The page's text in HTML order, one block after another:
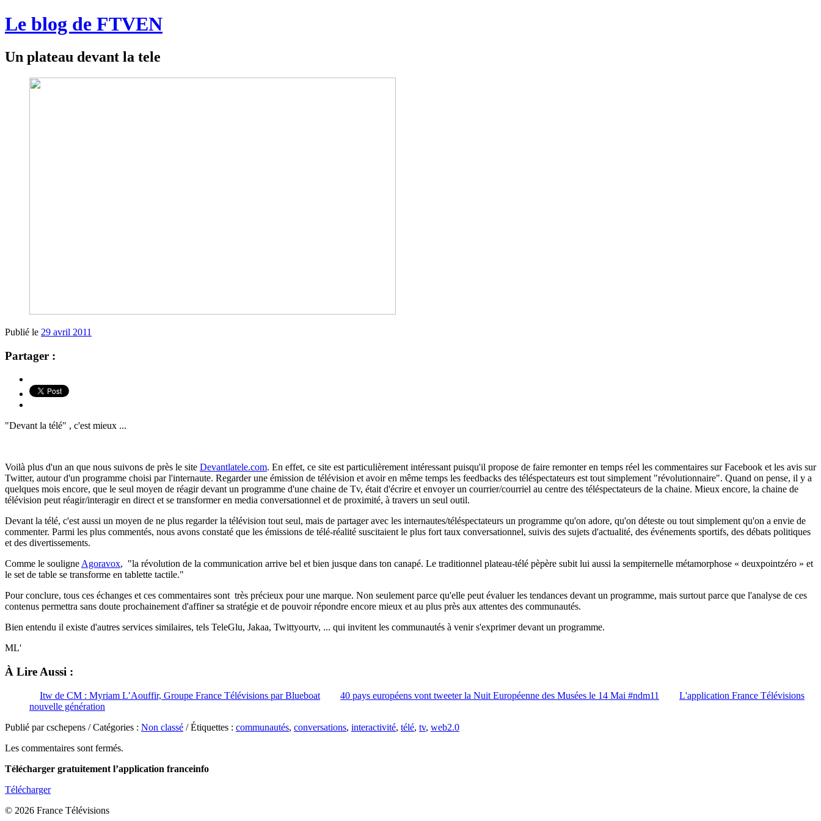
Le blog de FTVEN
Un plateau devant la tele
Publié le 29 avril 2011
Partager :
"Devant la télé" , c'est mieux ...
Voilà plus d'un an que nous suivons de près le site Devantlatele.com. En effet, ce site est particulièrement intéressant puisqu'il propose de faire remonter en temps réel les commentaires sur Facebook et les avis sur
Twitter, autour d'un programme choisi par l'internaute. Regarder une émission de télévision et avoir en même temps les feedbacks des téléspectateurs est tout simplement "révolutionnaire". Quand on pense, il y a
quelques mois encore, que le seul moyen de réagir devant un programme d'une chaine de Tv, était d'écrire et envoyer un courrier/courriel au centre des téléspectateurs de la chaine. Mieux encore, la chaine de
télévision peut réagir/interagir en direct et se transformer en media conversationnel et de proximité, à travers un seul outil.
Devant la télé, c'est aussi un moyen de ne plus regarder la télévision tout seul, mais de partager avec les internautes/téléspectateurs un programme qu'on adore, qu'on déteste ou tout simplement qu'on a envie de
commenter. Parmi les plus commentés, nous avons constaté que les émissions de télé-réalité suscitaient le plus fort taux conversationnel, suivis des sujets d'actualité, des événements sportifs, des débats politiques
et des divertissements.
Comme le souligne Agoravox, "la révolution de la communication arrive bel et bien jusque dans ton canapé. Le traditionnel plateau-télé pèpère subit lui aussi la sempiternelle métamorphose « deuxpointzéro » et
le set de table se transforme en tablette tactile."
Pour conclure, tous ces échanges et ces commentaires sont très précieux pour une marque. Non seulement parce qu'elle peut évaluer les tendances devant un programme, mais surtout parce que l'analyse de ces
contenus permettra sans doute prochainement d'affiner sa stratégie et de pouvoir répondre encore mieux et au plus près aux attentes des communautés.
Bien entendu il existe d'autres services similaires, tels TeleGlu, Jakaa, Twittyourtv, ... qui invitent les communautés à venir s'exprimer devant un programme.
ML'
À Lire Aussi :
Itw de CM : Myriam L’Aouffir, Groupe France Télévisions par Blueboat 40 pays européens vont tweeter la Nuit Européenne des Musées le 14 Mai #ndm11
L'application France Télévisions
nouvelle génération
Publié par cschepens / Catégories : Non classé / Étiquettes : communautés, conversations, interactivité, télé, tv, web2.0
Les commentaires sont fermés.
Télécharger gratuitement l’application franceinfo
Télécharger
© 2026 France Télévisions